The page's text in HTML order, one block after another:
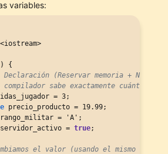
variables:
<iostream>
{
(Reservar memoria + Nombre)
sabe exactamente cuántos
= 3;
precio_producto = 19.99;
rango_militar = 'A';
servidor_activo = true;
el valor (usando el mismo